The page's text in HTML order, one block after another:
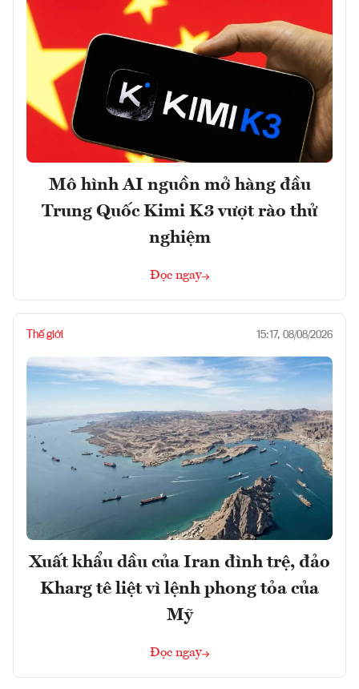
Mô hình AI nguồn mở hàng đầu
Trung Quốc Kimi K3 vượt rào thử
nghiệm
Đọc ngay
Thế giới 15:17, 08/08/2026
Xuất khẩu dầu của Iran đình trệ, đảo
Kharg tê liệt vì lệnh phong tỏa của
Mỹ
Đọc ngay